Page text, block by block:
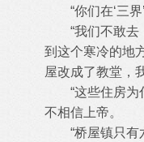
“你们在‘三界’
“我们不敢去
到这个寒冷的地
屋改成了教堂，
“这些住房为什
不相信上帝。
“桥屋镇只有